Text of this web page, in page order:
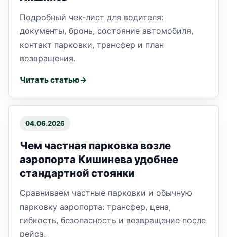
Подробный чек-лист для водителя:
документы, бронь, состояние автомобиля,
контакт парковки, трансфер и план
возвращения.
Читать статью
04.06.2026
Чем частная парковка возле
аэропорта Кишинева удобнее
стандартной стоянки
Сравниваем частные парковки и обычную
парковку аэропорта: трансфер, цена,
гибкость, безопасность и возвращение после
рейса.